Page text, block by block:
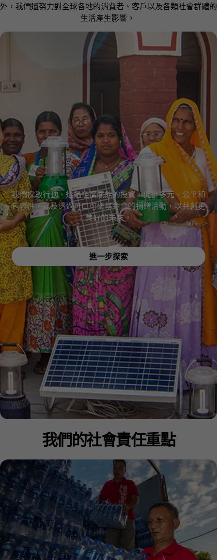
外，我們還努力對全球各地的消費者、客戶以及各類社會群體的
生活產生影響。
我們採取行動、透過經濟賦能的投資、促進多元、公平和
包容性，以及透過可口可樂基金會的捐贈活動，以共創更
美好的未來。
進一步探索
我們的社會責任重點